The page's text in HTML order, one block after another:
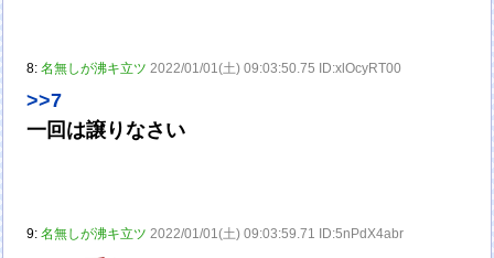
8:名無しが沸キ立ツ 2022/01/01(土) 09:03:50.75 ID:xlOcyRT00
>>7
一回は譲りなさい
9:名無しが沸キ立ツ 2022/01/01(土) 09:03:59.71 ID:5nPdX4abr